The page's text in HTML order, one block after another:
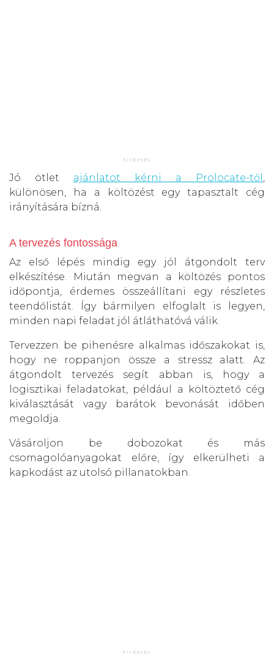
Jó ötlet ajánlatot kérni a Prolocate-től ,
különösen, ha a költözést egy tapasztalt cég
irányítására bízná.
A tervezés fontossága
Az első lépés mindig egy jól átgondolt terv
elkészítése. Miután megvan a költözés pontos
időpontja, érdemes összeállítani egy részletes
teendőlistát. Így bármilyen elfoglalt is legyen,
minden napi feladat jól átláthatóvá válik.
Tervezzen be pihenésre alkalmas időszakokat is,
hogy ne roppanjon össze a stressz alatt. Az
átgondolt tervezés segít abban is, hogy a
logisztikai feladatokat, például a költöztető cég
kiválasztását vagy barátok bevonását időben
megoldja.
Vásároljon be dobozokat és más
csomagolóanyagokat előre, így elkerülheti a
kapkodást az utolsó pillanatokban.